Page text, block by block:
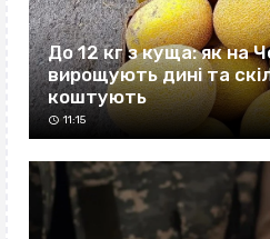
До 12 кг з куща: як на
вирощують дині та
коштують
11:15